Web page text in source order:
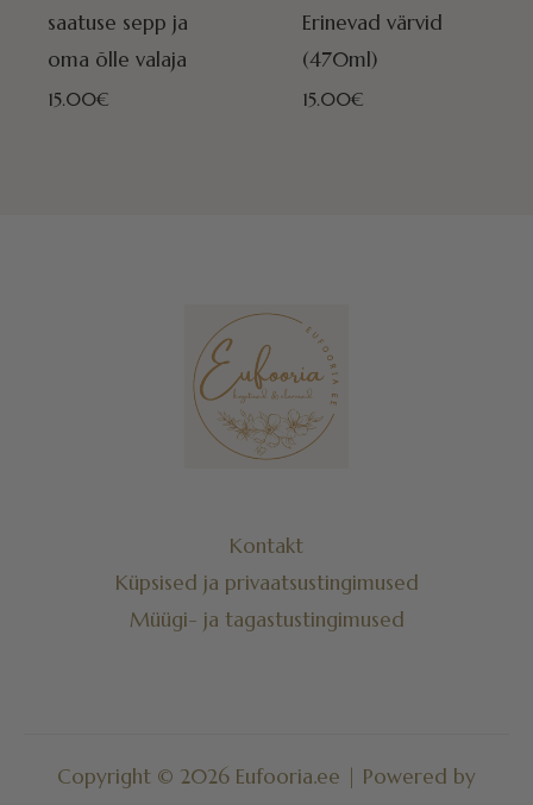
saatuse sepp ja
oma õlle valaja
15.00€
Erinevad värvid
(470ml)
15.00€
Kontakt
Küpsised ja privaatsustingimused
Müügi- ja tagastustingimused
Copyright © 2026 Eufooria.ee | Powered by